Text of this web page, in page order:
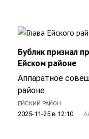
Бублик признал
Ейском районе
Аппаратное
районе
ЕЙСКИЙ РАЙОН
2025-11-25 в 12:10